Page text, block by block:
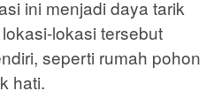
ini menjadi daya tarik
lokasi tersebut
seperti rumah pohon
hati.